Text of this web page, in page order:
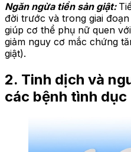
Ngăn ngừa tiền sản giật:
đời trước và trong giai
giúp cơ thể phụ nữ quen
giảm nguy cơ mắc chứng
giật).
2. Tinh dịch và
các bệnh tình dục